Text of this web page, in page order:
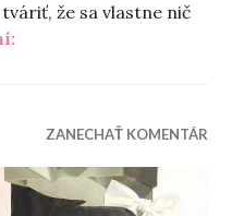
tváriť, že sa vlastne nič
„Zo života abstinentky“
ZANECHAŤ KOMENTÁR